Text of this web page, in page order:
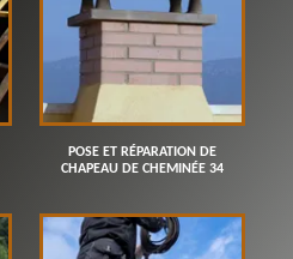
POSE ET RÉPARATION DE
CHAPEAU DE CHEMINÉE 34